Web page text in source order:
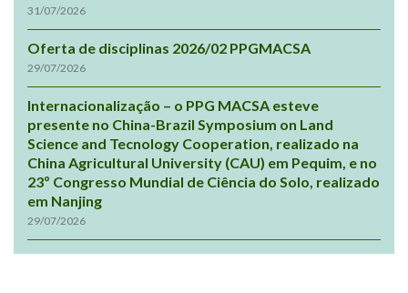
31/07/2026
Oferta de disciplinas 2026/02 PPGMACSA
29/07/2026
Internacionalização – o PPG MACSA esteve
presente no China-Brazil Symposium on Land
Science and Tecnology Cooperation, realizado na
China Agricultural University (CAU) em Pequim, e no
23º Congresso Mundial de Ciência do Solo, realizado
em Nanjing
29/07/2026